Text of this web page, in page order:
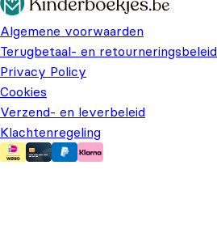
Algemene voorwaarden
Terugbetaal- en retourneringsbeleid
Privacy Policy
Cookies
Verzend- en leverbeleid
Klachtenregeling